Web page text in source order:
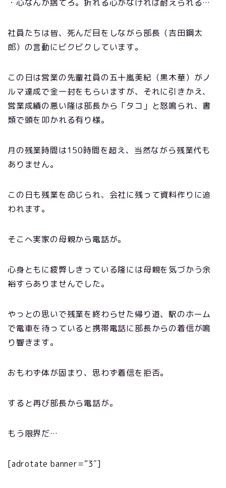
・心なんか捨てろ。折れる心がなければ耐えられる…
社員たちは皆、死んだ目をしながら部長（吉田鋼太
郎）の言動にビクビクしています。
この日は営業の先輩社員の五十嵐美紀（黒木華）がノ
ルマ達成で金一封をもらいますが、それに引きかえ、
営業成績の悪い隆は部長から「タコ」と怒鳴られ、書
類で頭を叩かれる有り様。
月の残業時間は150時間を超え、当然ながら残業代も
ありません。
この日も残業を命じられ、会社に残って資料作りに追
われます。
そこへ実家の母親から電話が。
心身ともに疲弊しきっている隆には母親を気づかう余
裕すらありませんでした。
やっとの思いで残業を終わらせた帰り道、駅のホーム
で電車を待っていると携帯電話に部長からの着信が鳴
り響きます。
おもわず体が固まり、思わず着信を拒否。
すると再び部長から電話が。
もう限界だ…
[adrotate banner=”3″]